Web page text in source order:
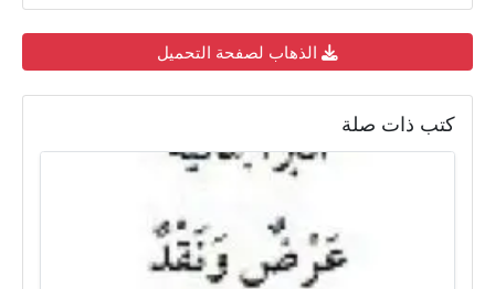
الذهاب لصفحة التحميل
كتب ذات صلة